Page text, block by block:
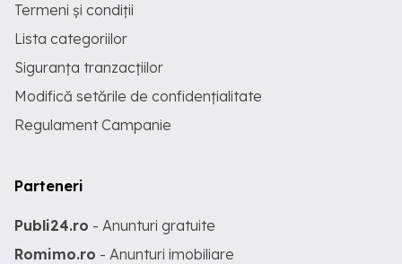
Termeni și condiții
Lista categoriilor
Siguranța tranzacțiilor
Modifică setările de confidențialitate
Regulament Campanie
Parteneri
Publi24.ro - Anunturi gratuite
Romimo.ro - Anunturi imobiliare